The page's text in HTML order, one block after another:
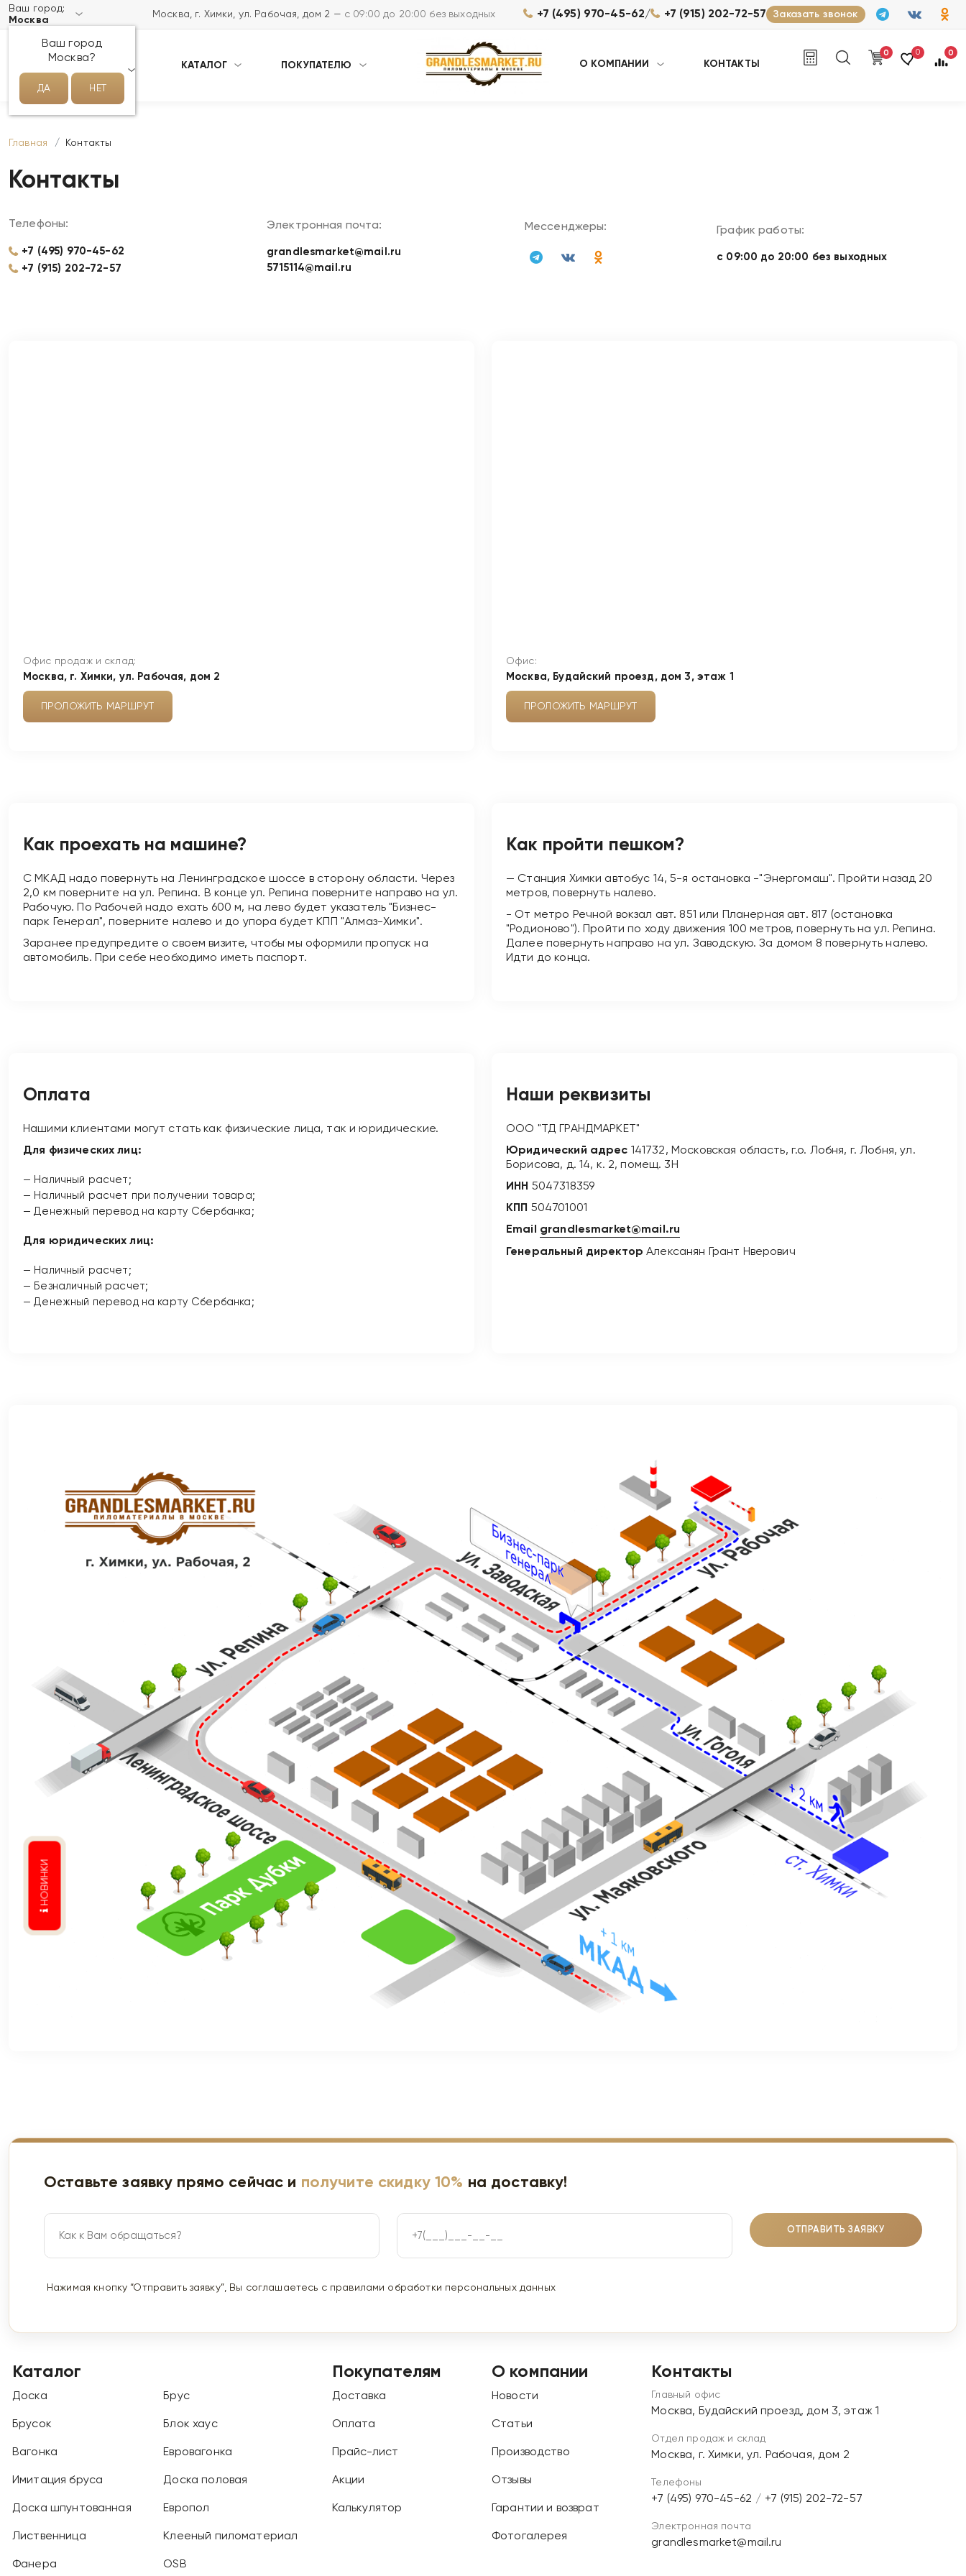
Ваш город:
Москва
Ваш город
Москва?
ДА НЕТ
Москва, г. Химки, ул. Рабочая, дом 2 — с 09:00 до 20:00 без выходных +7 (495) 970-45-62/ +7 (915) 202-72-57 Заказать звонок
КАТАЛОГ ПОКУПАТЕЛЮ О КОМПАНИИ КОНТАКТЫ
0 0 0
Главная Контакты
Контакты
Телефоны:
+7 (495) 970-45-62
+7 (915) 202-72-57
Электронная почта:
grandlesmarket@mail.ru
5715114@mail.ru
Мессенджеры: График работы:
с 09:00 до 20:00 без выходных
Офис продаж и склад:
Москва, г. Химки, ул. Рабочая, дом 2
ПРОЛОЖИТЬ МАРШРУТ
Офис:
Москва, Будайский проезд, дом 3, этаж 1
ПРОЛОЖИТЬ МАРШРУТ
Как проехать на машине?
C МКАД надо повернуть на Ленинградское шоссе в сторону области. Через
2,0 км поверните на ул. Репина. В конце ул. Репина поверните направо на ул.
Рабочую. По Рабочей надо ехать 600 м, на лево будет указатель "Бизнес-
парк Генерал", поверните налево и до упора будет КПП "Алмаз-Химки".
Заранее предупредите о своем визите, чтобы мы оформили пропуск на
автомобиль. При себе необходимо иметь паспорт.
Как пройти пешком?
— Станция Химки автобус 14, 5-я остановка -"Энергомаш". Пройти назад 20
метров, повернуть налево.
- От метро Речной вокзал авт. 851 или Планерная авт. 817 (остановка
"Родионово"). Пройти по ходу движения 100 метров, повернуть на ул. Репина.
Далее повернуть направо на ул. Заводскую. За домом 8 повернуть налево.
Идти до конца.
Оплата
Нашими клиентами могут стать как физические лица, так и юридические.
Для физических лиц:
— Наличный расчет;
— Наличный расчет при получении товара;
— Денежный перевод на карту Сбербанка;
Для юридических лиц:
— Наличный расчет;
— Безналичный расчет;
— Денежный перевод на карту Сбербанка;
Наши реквизиты
ООО "ТД ГРАНДМАРКЕТ"
Юридический адрес 141732, Московская область, г.о. Лобня, г. Лобня, ул.
Борисова, д. 14, к. 2, помещ. 3Н
ИНН 5047318359
КПП 504701001
Email
grandlesmarket@mail.ru
Генеральный директор Алексанян Грант Нверович
Оставьте заявку прямо сейчас и получите скидку 10% на доставку!
ОТПРАВИТЬ ЗАЯВКУ
Нажимая кнопку “Отправить заявку”, Вы соглашаетесь с правилами обработки персональных данных
Каталог
Доска Брус
Брусок Блок хаус
Вагонка Евровагонка
Имитация бруса Доска половая
Доска шпунтованная Европол
Лиственница Клееный пиломатериал
Фанера OSB
Покупателям
Доставка
Оплата
Прайс-лист
Акции
Калькулятор
О компании
Новости
Статьи
Производство
Отзывы
Гарантии и возврат
Фотогалерея
Контакты
Главный офис
Москва, Будайский проезд, дом 3, этаж 1
Отдел продаж и склад
Москва, г. Химки, ул. Рабочая, дом 2
Телефоны
+7 (495) 970-45-62 / +7 (915) 202-72-57
Электронная почта
grandlesmarket@mail.ru
НОВИНКИ